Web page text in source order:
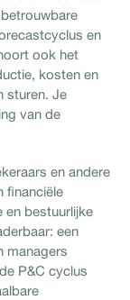
en
ook het
kosten en
sturen. Je
van de
en andere
financiële
en bestuurlijke
een
managers
P&C cyclus